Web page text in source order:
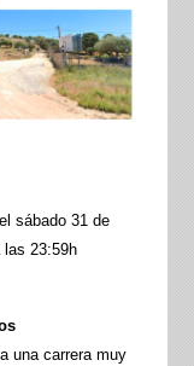
sábado 31 de
las 23:59h
una carrera muy